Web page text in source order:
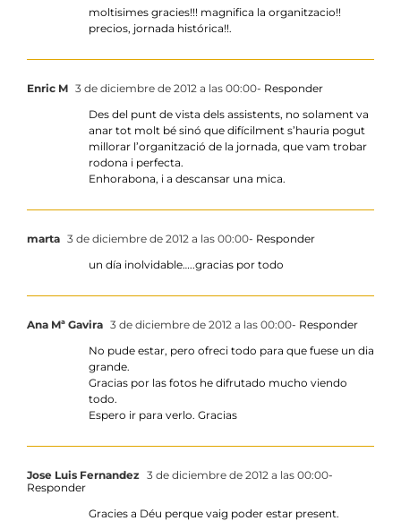
moltisimes gracies!!! magnifica la organitzacio!!
precios, jornada histórica!!.
Enric M 3 de diciembre de 2012 a las 00:00- Responder
Des del punt de vista dels assistents, no solament va
anar tot molt bé sinó que difícilment s’hauria pogut
millorar l’organització de la jornada, que vam trobar
rodona i perfecta.
Enhorabona, i a descansar una mica.
marta 3 de diciembre de 2012 a las 00:00- Responder
un día inolvidable…..gracias por todo
Ana Mª Gavira 3 de diciembre de 2012 a las 00:00- Responder
No pude estar, pero ofreci todo para que fuese un dia
grande.
Gracias por las fotos he difrutado mucho viendo
todo.
Espero ir para verlo. Gracias
Jose Luis Fernandez 3 de diciembre de 2012 a las 00:00-
Responder
Gracies a Déu perque vaig poder estar present.